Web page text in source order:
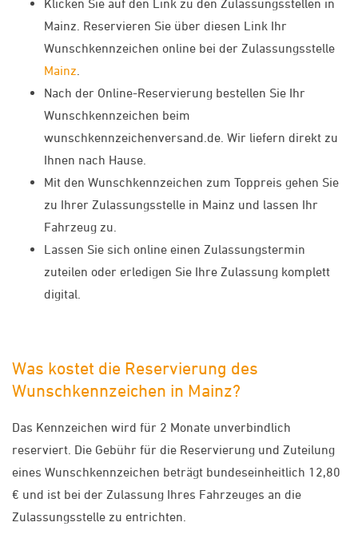
Klicken Sie auf den Link zu den Zulassungsstellen in
Mainz. Reservieren Sie über diesen Link Ihr
Wunschkennzeichen online bei der Zulassungsstelle
Mainz
Nach der Online-Reservierung bestellen Sie Ihr
Wunschkennzeichen beim
wunschkennzeichenversand.de. Wir liefern direkt zu
Ihnen nach Hause.
Mit den Wunschkennzeichen zum Toppreis gehen Sie
zu Ihrer Zulassungsstelle in Mainz und lassen Ihr
Fahrzeug zu.
Lassen Sie sich online einen Zulassungstermin
zuteilen oder erledigen Sie Ihre Zulassung komplett
digital.
Was kostet die Reservierung des
Wunschkennzeichen in Mainz?
Das Kennzeichen wird für 2 Monate unverbindlich
reserviert. Die Gebühr für die Reservierung und Zuteilung
eines Wunschkennzeichen beträgt bundeseinheitlich 12,80
€ und ist bei der Zulassung Ihres Fahrzeuges an die
Zulassungsstelle zu entrichten.